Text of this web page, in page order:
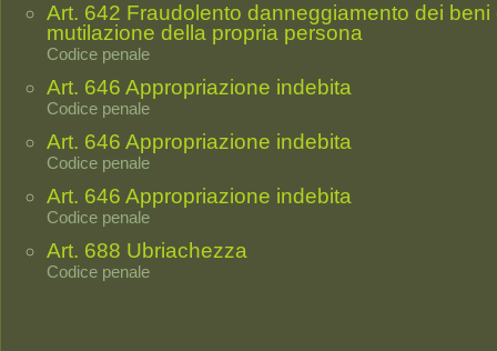
Art. 642 Fraudolento danneggiamento dei beni
mutilazione della propria persona
Codice penale
Art. 646 Appropriazione indebita
Codice penale
Art. 646 Appropriazione indebita
Codice penale
Art. 646 Appropriazione indebita
Codice penale
Art. 688 Ubriachezza
Codice penale